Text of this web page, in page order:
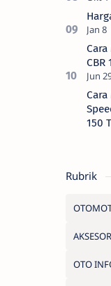
CBR
150
Rubrik
OTO